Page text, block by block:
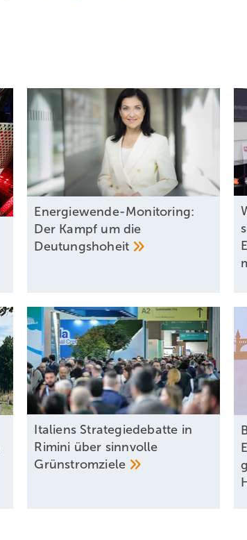
Energiewende-Monitoring:
Der Kampf um die
Deutungshoheit
Italiens Strategiedebatte in
Rimini über sinnvolle
Grünstromziele